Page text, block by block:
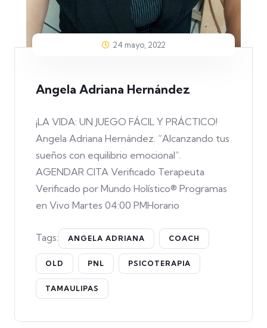
24 mayo, 2022
Angela Adriana Hernández
¡LA VIDA: UN JUEGO FÁCIL Y PRÁCTICO!
Angela Adriana Hernández. “Alcanzando tus
sueños con equilibrio emocional”.
AGENDAR CITA Verificado Terapeuta
Verificado por Mundo Holístico® Programas
en Vivo Martes 04:00 PMHorario
Tags: ANGELA ADRIANA COACH
OLD PNL PSICOTERAPIA
TAMAULIPAS